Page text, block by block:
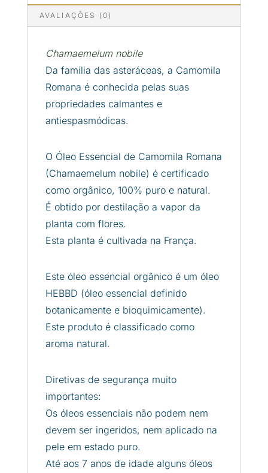
AVALIAÇÕES (0)
Chamaemelum nobile
Da família das asteráceas, a Camomila
Romana é conhecida pelas suas
propriedades calmantes e
antiespasmódicas.
O Óleo Essencial de Camomila Romana
(Chamaemelum nobile) é certificado
como orgânico, 100% puro e natural.
É obtido por destilação a vapor da
planta com flores.
Esta planta é cultivada na França.
Este óleo essencial orgânico é um óleo
HEBBD (óleo essencial definido
botanicamente e bioquimicamente).
Este produto é classificado como
aroma natural.
Diretivas de segurança muito
importantes:
Os óleos essenciais não podem nem
devem ser ingeridos, nem aplicado na
pele em estado puro.
Até aos 7 anos de idade alguns óleos